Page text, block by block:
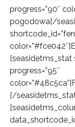
progress=”90″
pogodowa[/
[seasidetms_stat
progress=”95″
[/